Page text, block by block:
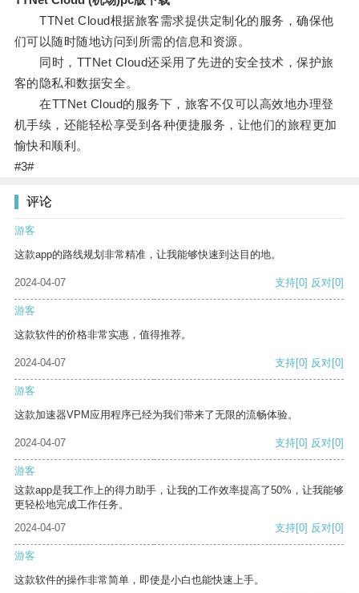
TTNet Cloud根据旅客需求提供定制化的服务，确保他
们可以随时随地访问到所需的信息和资源。
同时，TTNet Cloud还采用了先进的安全技术，保护旅
客的隐私和数据安全。
在TTNet Cloud的服务下，旅客不仅可以高效地办理登
机手续，还能轻松享受到各种便捷服务，让他们的旅程更加
愉快和顺利。
#3#
评论
游客
这款app的路线规划非常精准，让我能够快速到达目的地。
2024-04-07 支持[0] 反对[0]
游客
这款软件的价格非常实惠，值得推荐。
2024-04-07 支持[0] 反对[0]
游客
这款加速器VPM应用程序已经为我们带来了无限的流畅体验。
2024-04-07 支持[0] 反对[0]
游客
这款app是我工作上的得力助手，让我的工作效率提高了50%，让我能够
更轻松地完成工作任务。
2024-04-07
支持[0] 反对[0]
游客
这款软件的操作非常简单，即使是小白也能快速上手。